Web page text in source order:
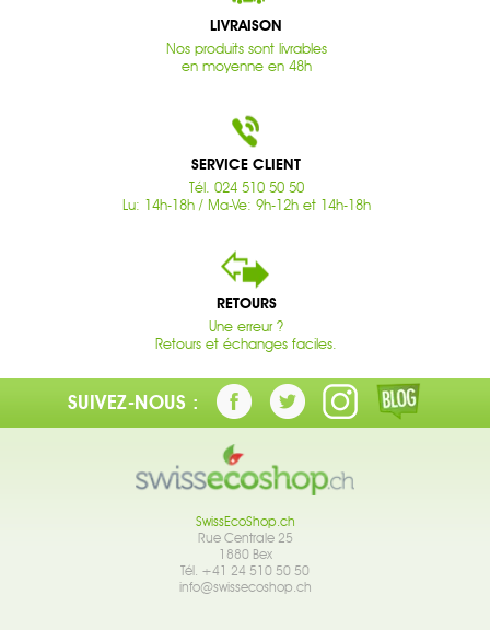
LIVRAISON
Nos produits sont livrables
en moyenne en 48h
SERVICE CLIENT
Tél. 024 510 50 50
Lu: 14h-18h / Ma-Ve: 9h-12h et 14h-18h
RETOURS
Une erreur ?
Retours et échanges faciles.
SUIVEZ-NOUS :
SwissEcoShop.ch
Rue Centrale 25
1880 Bex
Tél. +41 24 510 50 50
info@swissecoshop.ch